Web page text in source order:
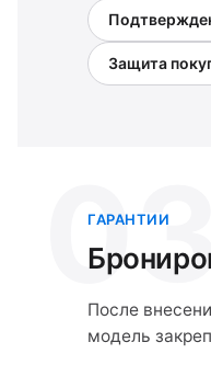
Защита
ГАРАНТИИ
После
модель